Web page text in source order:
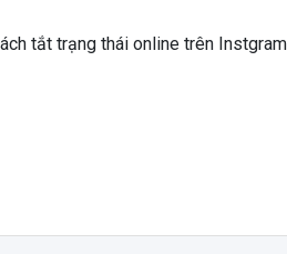
tắt trạng thái online trên Instgram